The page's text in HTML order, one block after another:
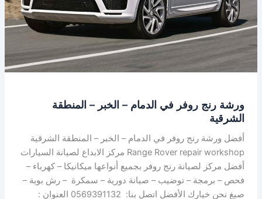
ورشة رنج روفر في الدمام – الخبر – المنطقة
الشرقية
أفضل ورشة رنج روفر في الدمام – الخبر – المنطقة الشرقية
Range Rover repair workshop مركز الابداع لصيانة السيارات
أفضل مركز لصيانة رنج روفر بجميع أنواعها ميكانيكا – كهرباء –
فحص – برمجة – توضيب – صيانة دورية – سمكرة – رش بوية –
صبغ نحن خيارك الأفضل اتصل بنا: 0569391132 العنوان :
الشرقية